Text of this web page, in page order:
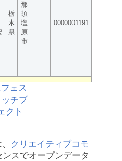
栃
木
県
那
須
塩
原
市
0000001191
クリエイティブコモ
スでオープンデータ